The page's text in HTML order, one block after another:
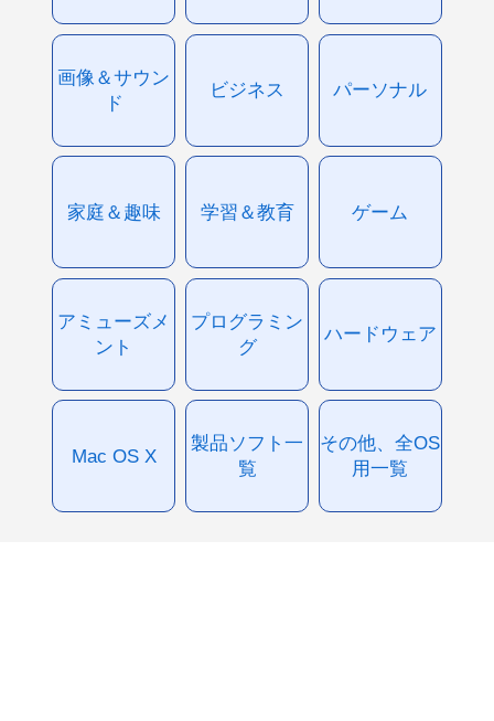
画像＆サウン
ド
ビジネス パーソナル
家庭＆趣味 学習＆教育 ゲーム
アミューズメ
ント
プログラミン
グ
ハードウェア
Mac OS X
製品ソフト一
覧
その他、全OS
用一覧